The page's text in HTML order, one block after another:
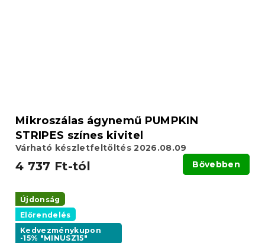
Mikroszálas ágynemű PUMPKIN
STRIPES színes kivitel
Várható készletfeltöltés 2026.08.09
4 737 Ft-tól Bővebben
Újdonság
Előrendelés
Kedvezménykupon
-15% "MINUSZ15"